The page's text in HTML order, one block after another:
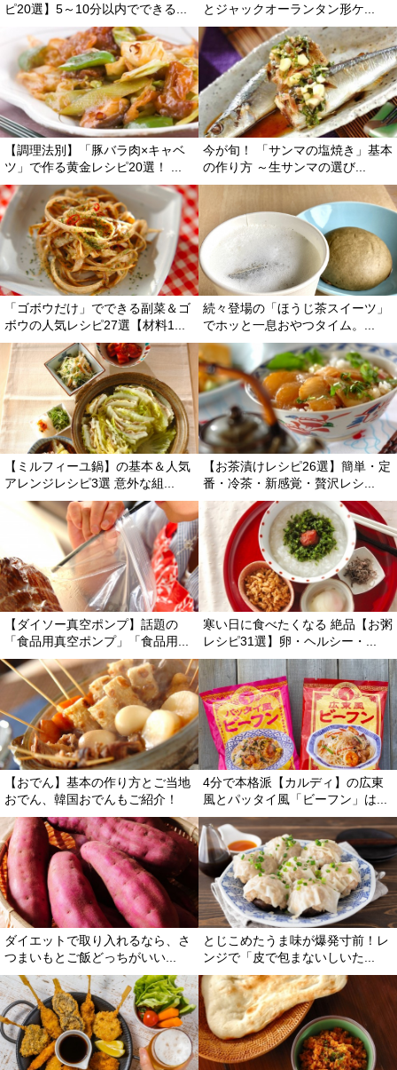
ピ20選】5～10分以内でできる...
とジャックオーランタン形ケ...
【調理法別】「豚バラ肉×キャベ
ツ」で作る黄金レシピ20選！ ...
今が旬！ 「サンマの塩焼き」基本
の作り方 ～生サンマの選び...
「ゴボウだけ」でできる副菜＆ゴ
ボウの人気レシピ27選【材料1...
続々登場の「ほうじ茶スイーツ」
でホッと一息おやつタイム。...
【ミルフィーユ鍋】の基本＆人気
アレンジレシピ3選 意外な組...
【お茶漬けレシピ26選】簡単・定
番・冷茶・新感覚・贅沢レシ...
【ダイソー真空ポンプ】話題の
「食品用真空ポンプ」「食品用...
寒い日に食べたくなる 絶品【お粥
レシピ31選】卵・ヘルシー・...
【おでん】基本の作り方とご当地
おでん、韓国おでんもご紹介！
4分で本格派【カルディ】の広東
風とパッタイ風「ビーフン」は...
ダイエットで取り入れるなら、さ
つまいもとご飯どっちがいい...
とじこめたうま味が爆発寸前！レ
ンジで「皮で包まないしいた...